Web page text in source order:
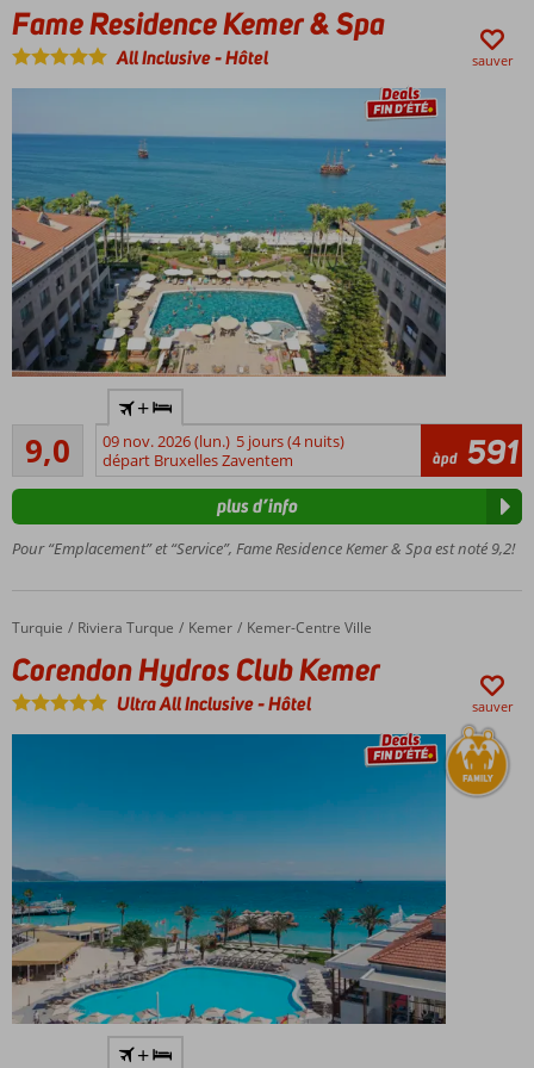
les
enfants
Hôtel
très
auprès
clients
belges
Fame Residence Kemer & Spa
All Inclusive-Hôtel sauver
directement
sur la plage
Personnel
et service
de qualité
Magnifique
centre de
bien-être
9,0
Excellente
447
commentaires
+
09 nov. 2026 (lun.) 5 jours (4 nuits)
départ Bruxelles Zaventem
àpd 591
Pour “Emplacement” et “Service”, Fame Residence Kemer & Spa est noté 9,2!
plus d’info
Accueil
Turquie Riviera Turque Kemer Kemer-Centre Ville
Corendon Hydros Club Kemer
Corendon Hydros Club Kemer
Ultra All Inclusive-Hôtel sauver
+